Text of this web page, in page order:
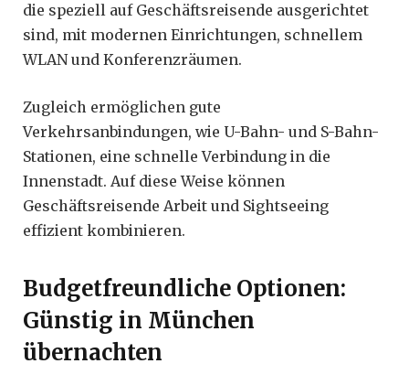
die speziell auf Geschäftsreisende ausgerichtet
sind, mit modernen Einrichtungen, schnellem
WLAN und Konferenzräumen.
Zugleich ermöglichen gute
Verkehrsanbindungen, wie U-Bahn- und S-Bahn-
Stationen, eine schnelle Verbindung in die
Innenstadt. Auf diese Weise können
Geschäftsreisende Arbeit und Sightseeing
effizient kombinieren.
Budgetfreundliche Optionen:
Günstig in München
übernachten